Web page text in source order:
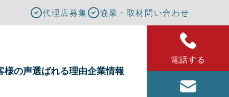
代理店募集 協業・取材問い合わせ
様の声選ばれる理由企業情報
電話する